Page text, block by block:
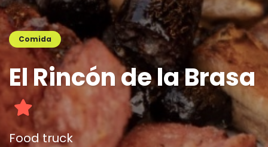
Comida
El Rincón de la Brasa
Food truck